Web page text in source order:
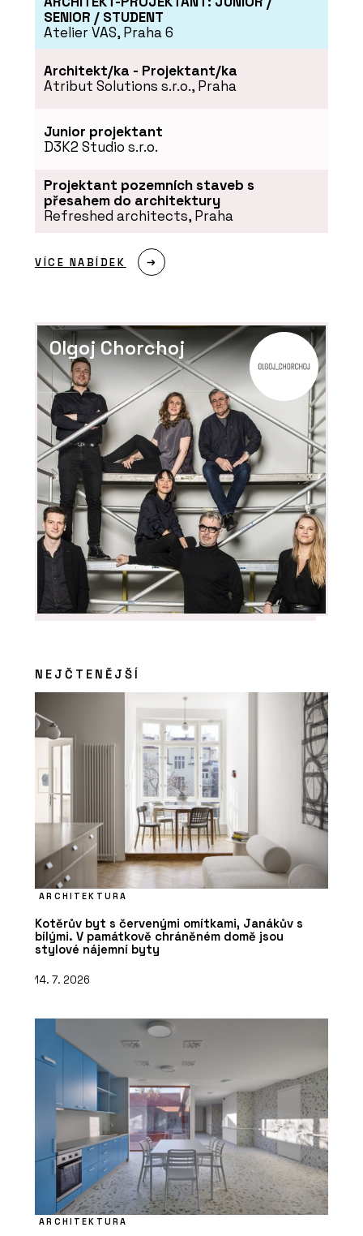
SENIOR / STUDENT
Atelier VAS, Praha 6
Architekt/ka - Projektant/ka
Atribut Solutions s.r.o., Praha
Junior projektant
D3K2 Studio s.r.o.
Projektant pozemních staveb s
přesahem do architektury
Refreshed architects, Praha
VÍCE NABÍDEK
Olgoj Chorchoj
NEJČTENĚJŠÍ
ARCHITEKTURA
Kotěrův byt s červenými omítkami, Janákův s
bílými. V památkově chráněném domě jsou
stylové nájemní byty
14. 7. 2026
ARCHITEKTURA